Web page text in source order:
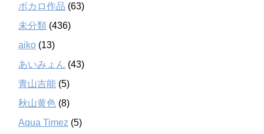
ボカロ作品 (63)
未分類 (436)
aiko (13)
あいみょん (43)
青山吉能 (5)
秋山黄色 (8)
Aqua Timez (5)